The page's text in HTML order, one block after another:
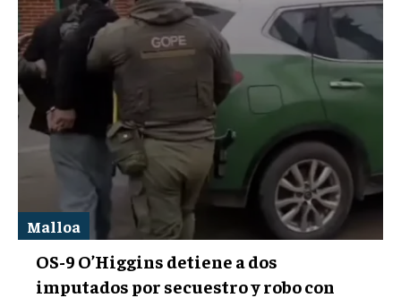
Malloa
OS-9 O’Higgins detiene a dos
imputados por secuestro y robo con